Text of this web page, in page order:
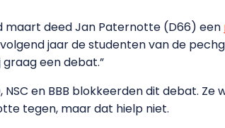
maart deed Jan Paternotte (D66) een
jaar de studenten van de
graag een debat.”
en BBB blokkeerden dit debat.
tegen, maar dat hielp niet.